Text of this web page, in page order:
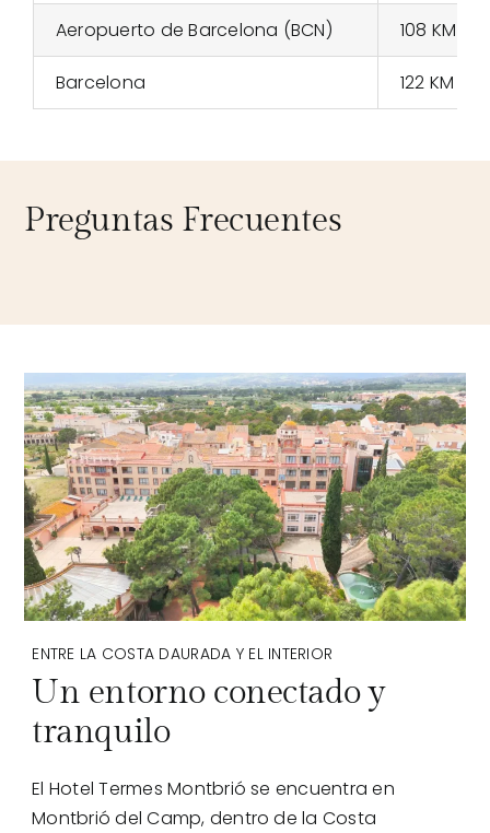
Aeropuerto de Barcelona (BCN) 108 KM
Barcelona 122 KM
Preguntas Frecuentes
ENTRE LA COSTA DAURADA Y EL INTERIOR
Un entorno conectado y
tranquilo
El Hotel Termes Montbrió se encuentra en
Montbrió del Camp, dentro de la Costa